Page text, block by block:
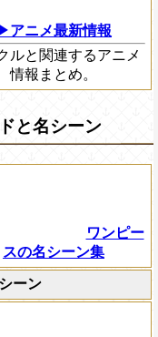
▶アニメ最新情報
ルと関連するアニメ
情報まとめ。
と名シーン
ワンピー
スの名シーン集
ーン